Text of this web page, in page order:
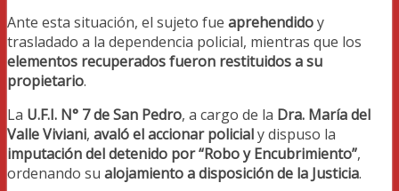
Ante esta situación, el sujeto fue aprehendidoy
trasladado a la dependencia policial, mientras que los
elementos recuperados fueron restituidos a su
propietario.
La U.F.I. N° 7 de San Pedro, a cargo de la Dra. María del
Valle Viviani, avaló el accionar policialy dispuso la
imputación del detenido por “Robo y Encubrimiento”,
ordenando su alojamiento a disposición de la Justicia.